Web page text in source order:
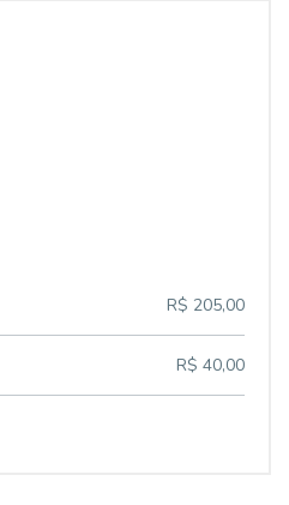
R$ 205,00
R$ 40,00